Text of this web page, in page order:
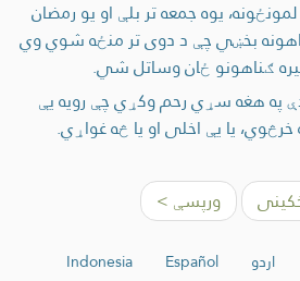
یوه جمعه تر بلې او یو رمضان
بخښي چې د دوی تر منځه شوي وي
ګناهونو ځان وساتل شي.
په هغه سړي رحم وکړي چې رویه یې
یا یې اخلی او یا څه غواړي.
ورپسې >
اردو Español
Indonesia